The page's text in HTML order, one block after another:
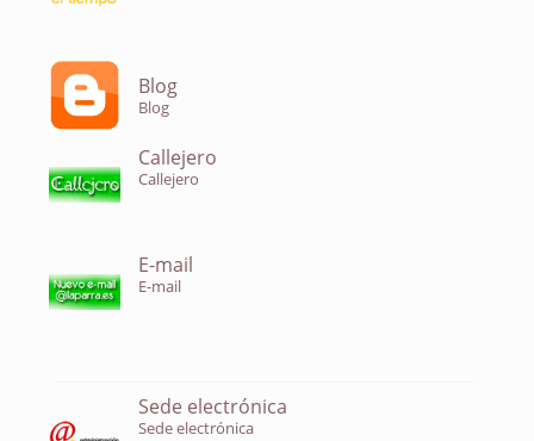
Blog
Blog
Callejero
Callejero
E-mail
E-mail
Sede electrónica
Sede electrónica